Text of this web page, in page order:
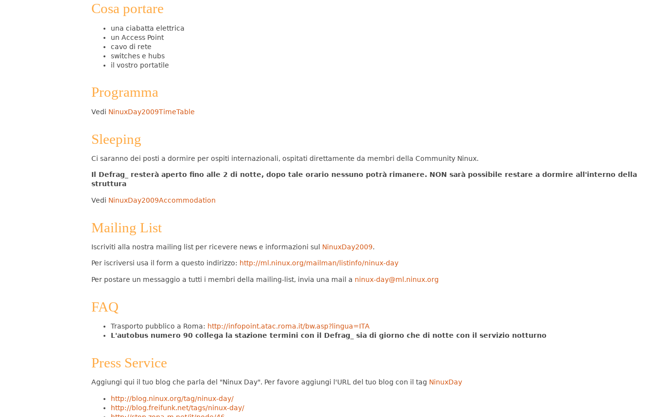
Cosa portare
una ciabatta elettrica
un Access Point
cavo di rete
switches e hubs
il vostro portatile
Programma
Vedi NinuxDay2009TimeTable
Sleeping
Ci saranno dei posti a dormire per ospiti internazionali, ospitati direttamente da membri della Community Ninux.
Il Defrag_ resterà aperto fino alle 2 di notte, dopo tale orario nessuno potrà rimanere. NON sarà possibile restare a dormire all'interno della
struttura
Vedi NinuxDay2009Accommodation
Mailing List
Iscriviti alla nostra mailing list per ricevere news e informazioni sul NinuxDay2009.
Per iscriversi usa il form a questo indirizzo: http://ml.ninux.org/mailman/listinfo/ninux-day
Per postare un messaggio a tutti i membri della mailing-list, invia una mail a ninux-day@ml.ninux.org
FAQ
Trasporto pubblico a Roma: http://infopoint.atac.roma.it/bw.asp?lingua=ITA
L'autobus numero 90 collega la stazione termini con il Defrag_ sia di giorno che di notte con il servizio notturno
Press Service
Aggiungi qui il tuo blog che parla del "Ninux Day". Per favore aggiungi l'URL del tuo blog con il tag NinuxDay
http://blog.ninux.org/tag/ninux-day/
http://blog.freifunk.net/tags/ninux-day/